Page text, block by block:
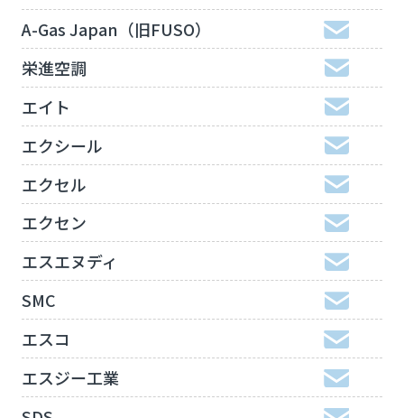
A-Gas Japan（旧FUSO）
栄進空調
エイト
エクシール
エクセル
エクセン
エスエヌディ
SMC
エスコ
エスジー工業